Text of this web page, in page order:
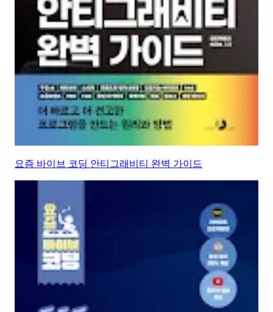
요즘 바이브 코딩 안티그래비티 완벽 가이드